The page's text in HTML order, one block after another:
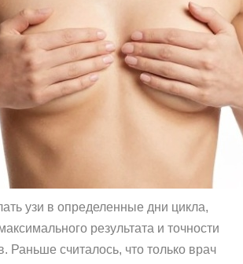
узи в определенные дни цикла,
результата и точности
Раньше считалось, что только врач